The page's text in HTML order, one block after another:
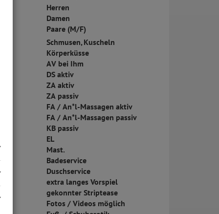
Herren
Damen
Paare (M/F)
Schmusen, Kuscheln
Körperküsse
AV bei Ihm
DS aktiv
ZA aktiv
ZA passiv
FA / An*l-Massagen aktiv
FA / An*l-Massagen passiv
KB passiv
EL
Mast.
Badeservice
Duschservice
extra langes Vorspiel
gekonnter Striptease
Fotos / Videos möglich